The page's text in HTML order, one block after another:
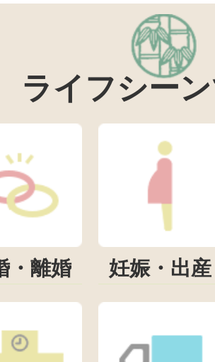
ライフシー
・離婚 妊娠・出産